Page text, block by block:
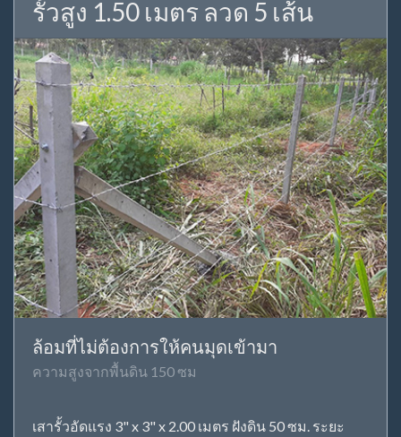
รั้วสูง 1.50 เมตร ลวด 5 เส้น
ล้อมที่ไม่ต้องการให้คนมุดเข้ามา
ความสูงจากพื้นดิน 150 ซม
เสารั้วอัดแรง 3" x 3" x 2.00 เมตร ฝังดิน 50 ซม. ระยะ